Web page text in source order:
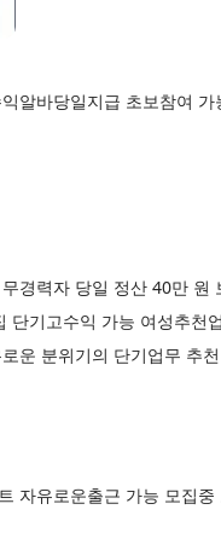
알바당일지급 초보참여 가
경력자 당일 정산 40만 원
단기고수익 가능 여성추천
운 분위기의 단기업무 추
자유로운출근 가능 모집중